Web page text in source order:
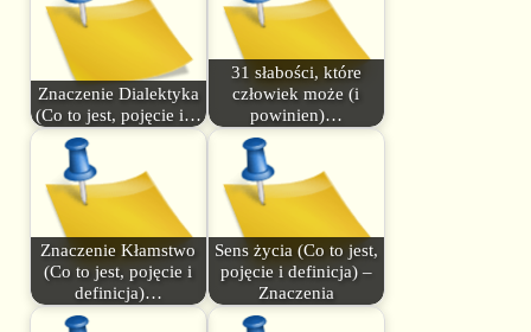
Znaczenie Dialektyka
(Co to jest, pojęcie i…
31 słabości, które
człowiek może (i
powinien)…
Znaczenie Kłamstwo
(Co to jest, pojęcie i
definicja)…
Sens życia (Co to jest,
pojęcie i definicja) –
Znaczenia